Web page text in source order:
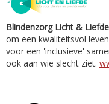
Blindenzorg Licht & Liefde
om een kwaliteitsvol
voor een 'inclusieve'
ook aan wie slecht ziet.